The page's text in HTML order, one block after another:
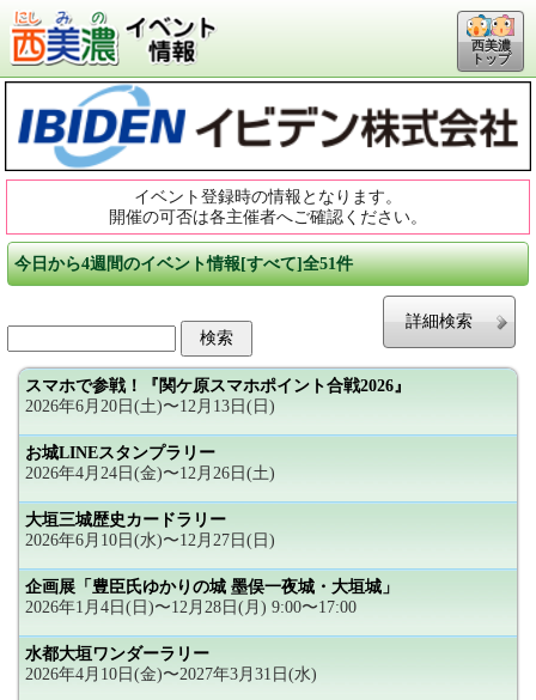
西美濃
トップ
イベント登録時の情報となります。
開催の可否は各主催者へご確認ください。
今日から4週間のイベント情報[すべて]全51件
詳細検索
スマホで参戦！『関ケ原スマホポイント合戦2026』
2026年6月20日(土)〜12月13日(日)
お城LINEスタンプラリー
2026年4月24日(金)〜12月26日(土)
大垣三城歴史カードラリー
2026年6月10日(水)〜12月27日(日)
企画展「豊臣氏ゆかりの城 墨俣一夜城・大垣城」
2026年1月4日(日)〜12月28日(月) 9:00〜17:00
水都大垣ワンダーラリー
2026年4月10日(金)〜2027年3月31日(水)